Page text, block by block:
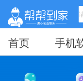
首页 手机